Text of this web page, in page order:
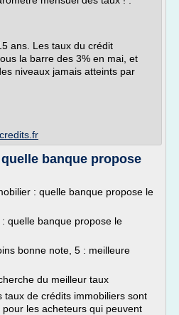
ans. Les taux du crédit
la barre des 3% en mai, et
niveaux jamais atteints par
banque propose
: quelle banque propose le
quelle banque propose le
bonne note, 5 : meilleure
du meilleur taux
taux de crédits immobiliers sont
les acheteurs qui peuvent